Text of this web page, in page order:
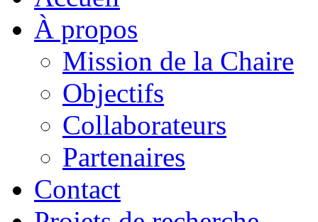
À propos
Mission de la Chaire
Objectifs
Collaborateurs
Partenaires
Contact